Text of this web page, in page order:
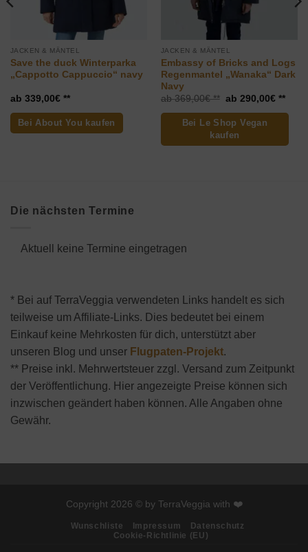
JACKEN & MÄNTEL
Save the duck Winterparka
„Cappotto Cappuccio“ navy
339,00€
Bei About You kaufen
JACKEN & MÄNTEL
Embassy of Bricks and Logs
Regenmantel „Wanaka“ Dark
Navy
369,00€
Ursprünglicher
war:
369,00€
290,00€
ist:
Bei Le Shop Vegan
kaufen
Die nächsten Termine
Aktuell keine Termine eingetragen
* Bei auf TerraVeggia verwendeten Links handelt es sich
teilweise um Affiliate-Links. Dies bedeutet bei einem
Einkauf keine Mehrkosten für dich, unterstützt aber
unseren Blog und unser Flugpaten-Projekt.
** Preise inkl. Mehrwertsteuer zzgl. Versand zum Zeitpunkt
der Veröffentlichung. Hier angezeigte Preise können sich
inzwischen geändert haben können. Alle Angaben ohne
Gewähr.
Copyright 2026 © by TerraVeggia with ❤️
Wunschliste Impressum
Datenschutz
Cookie-Richtlinie (EU)